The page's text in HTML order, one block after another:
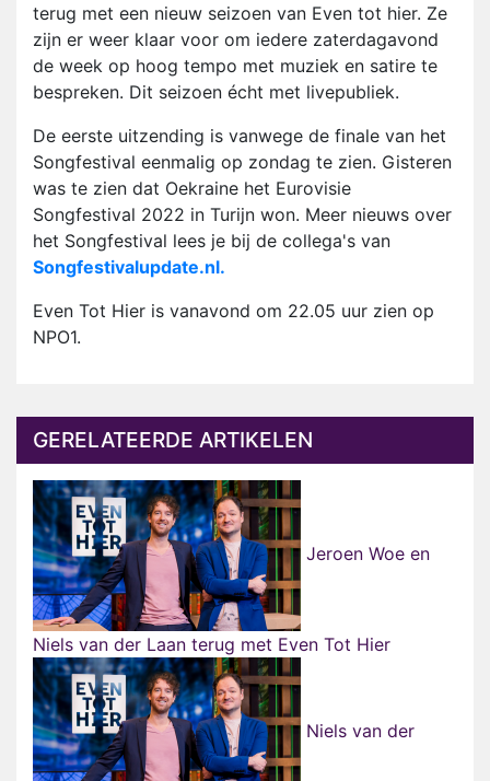
terug met een nieuw seizoen van Even tot hier. Ze
zijn er weer klaar voor om iedere zaterdagavond
de week op hoog tempo met muziek en satire te
bespreken. Dit seizoen écht met livepubliek.
De eerste uitzending is vanwege de finale van het
Songfestival eenmalig op zondag te zien. Gisteren
was te zien dat Oekraine het Eurovisie
Songfestival 2022 in Turijn won. Meer nieuws over
het Songfestival lees je bij de collega's van
Songfestivalupdate.nl.
Even Tot Hier is vanavond om 22.05 uur zien op
NPO1.
GERELATEERDE ARTIKELEN
Jeroen Woe en
Niels van der Laan terug met Even Tot Hier
Niels van der